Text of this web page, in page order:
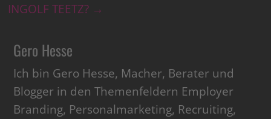
INGOLF TEETZ? →
Gero Hesse
Ich bin Gero Hesse, Macher, Berater und
Blogger in den Themenfeldern Employer
Branding, Personalmarketing, Recruiting,